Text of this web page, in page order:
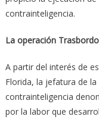
contrainteligencia.
La operación Trasbordo
A partir del interés de
Florida, la jefatura de
contrainteligencia
por la labor que